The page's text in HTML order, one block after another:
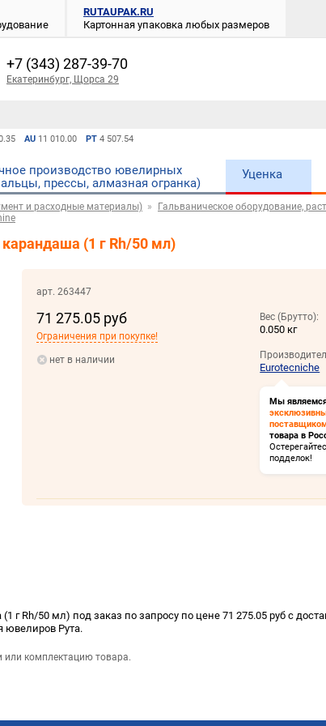
RUTAUPAK.RU
Картонная упаковка любых размеров
AU 11 010.00 PT 4 507.54
+7 (343) 287-39-70
Екатеринбург, Щорса 29
производство ювелирных
прессы, алмазная огранка)
Уценка
и расходные материалы)
Гальваническое оборудование,
карандаша (1 г Rh/50 мл)
арт. 263447
71 275.05 руб
Ограничения при покупке!
нет в наличии
Вес (Брутто):
0.050 кг
Eurotecniche
Мы
товара в
подделок!
г Rh/50 мл) под заказ по запросу по цене 71 275.05 руб с
ювелиров Рута.
или комплектацию товара.